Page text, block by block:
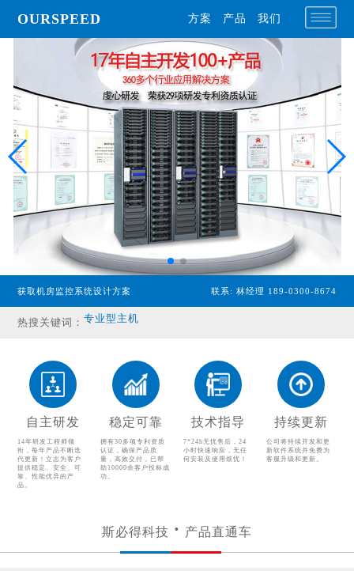
OURSPEED 方案 产品 我们
获取机房监控系统设计方案 联系: 林经理 189-0300-8674
热搜关键词： 经济型主机
温湿度传感器
配电监控设备
气体监控设备
其他配件产品
自主研发
14年研发工程师领
衔，每年产品不断迭
代更新！立志为客户
提供稳定、安全、可
靠、性能优异的产
品。
稳定可靠
拥有30多项专利资质
认证，确保产品质
量，高效交付，已帮
助10000余客户投标成
功。
技术指导
7*24h无忧售后，24
小时快速响应，无任
何安装及使用烦忧！
持续更新
公司将持续开发和更
新软件系统并免费为
客服升级和更新。
斯必得科技 产品直通车